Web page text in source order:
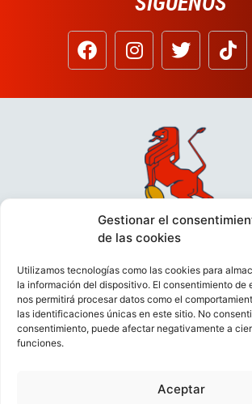
Gestionar el
de las cookies
Utilizamos tecnologías como las cookies para
la información del dispositivo. El consentimiento de
nos permitirá procesar datos como el
las identificaciones únicas en este sitio. No
consentimiento, puede afectar negativamente a
funciones.
Aceptar
VIDEOCONFERENCIAS
POLÍTICA DE